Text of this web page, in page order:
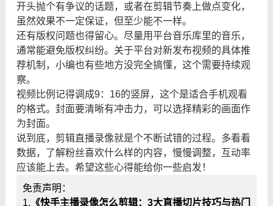
开头抛个有争议的话题，或者在剪辑节奏上做点变化，
虽然效果不一定保证，但至少能不一样。
还有版权问题也得留心。尽量用平台音乐库里的音乐，
通常能避免版权纠纷。关于平台对新发布视频的具体推
荐机制，小编也有些地方没完全搞懂，这个需要持续观
察。
视频比例记得调成9：16的竖屏，这个是适合手机观看
的格式。封面要清晰有冲击力，可以选择精彩的画面作
为封面。
说到底，剪辑直播录像就是个不断试错的过程。多看看
数据，了解粉丝喜欢什么样的内容，慢慢调整，互动率
应该能上去。希望这些心得能给你一些启发！
免责声明：
1. 《快手主播录像怎么剪辑：3大直播切片技巧与热门